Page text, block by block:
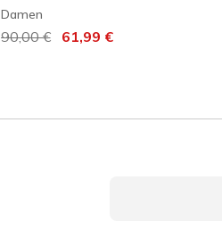
Damen
Reduziert von
90,00 €auf61,99 €